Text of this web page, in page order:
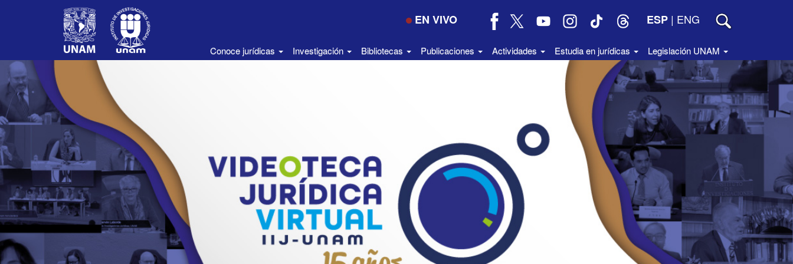
EN VIVO ESP | ENG
Conoce jurídicas Investigación Bibliotecas Publicaciones Actividades Estudia en jurídicas Legislación UNAM